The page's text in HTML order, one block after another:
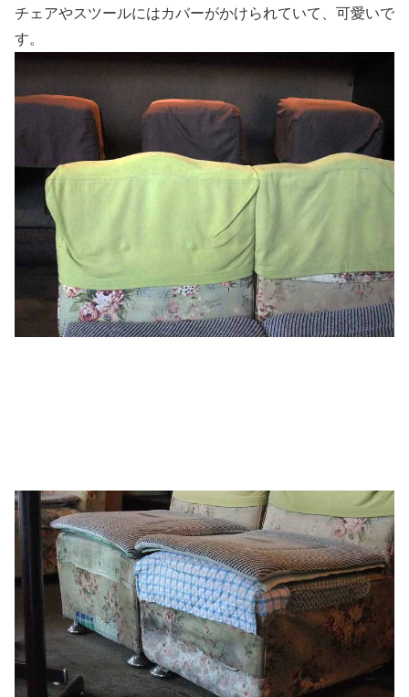
チェアやスツールにはカバーがかけられていて、可愛いで
す。